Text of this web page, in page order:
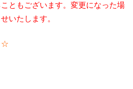
ともございます。変更になった場
いたします。
☆